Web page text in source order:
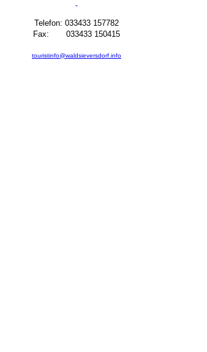
Telefon: 033433 157782
Fax: 033433 150415
touristinfo@waldsieversdorf.info